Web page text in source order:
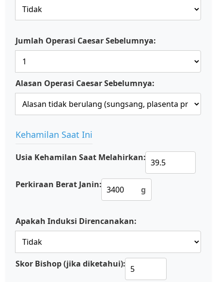
Jumlah Operasi Caesar Sebelumnya:
Alasan Operasi Caesar Sebelumnya:
Kehamilan Saat Ini
Usia Kehamilan Saat Melahirkan:
Perkiraan Berat Janin: g
Apakah Induksi Direncanakan:
Skor Bishop (jika diketahui):